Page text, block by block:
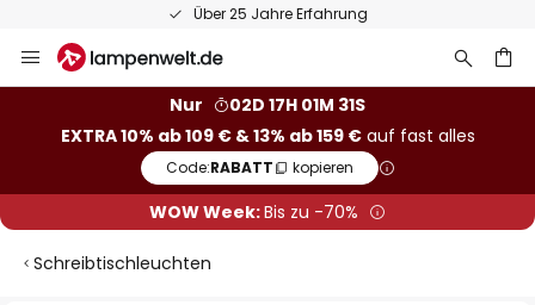
Über 25 Jahre Erfahrung
Inhalt
Nur
02D 17H 01M 30S
EXTRA 10% ab 109 € & 13% ab 159 €auf fast alles
Code:RABATT kopieren
WOW Week:Bis zu -70%
Schreibtischleuchten